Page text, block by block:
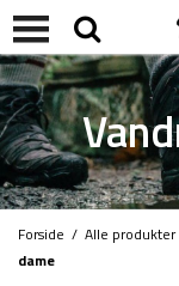
Forside / Alle produkter
dame